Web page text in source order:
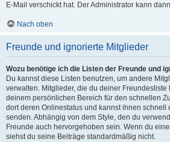
E-Mail verschickt hat. Der Administrator kann
Nach oben
Freunde und ignorierte Mitglieder
Wozu benötige ich die Listen der Freunde und
Du kannst diese Listen benutzen, um andere
verwalten. Mitglieder, die du deiner Freundesliste
deinem persönlichen Bereich für den schnellen
dort deren Onlinestatus und kannst ihnen schnell
senden. Abhängig von dem Style, den du
Freunde auch hervorgehoben sein. Wenn du
siehst du seine Beiträge standardmäßig nicht.